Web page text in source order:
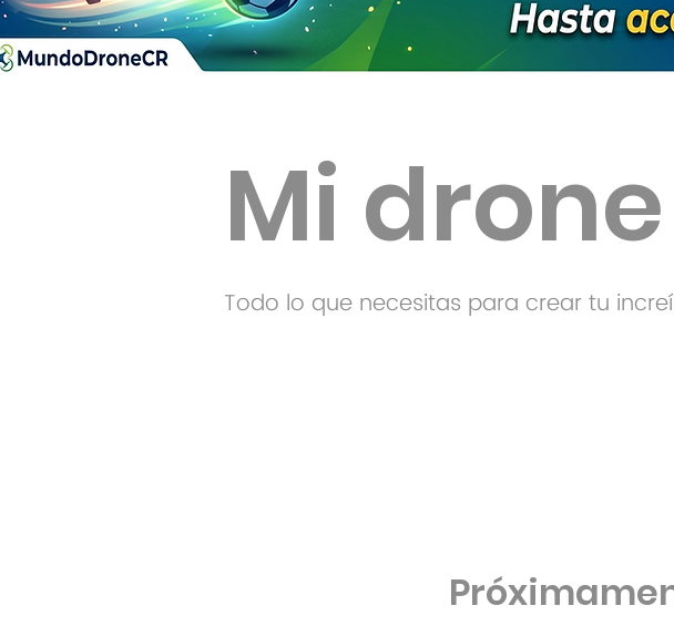
Mi drone
Todo lo que necesitas para crear tu